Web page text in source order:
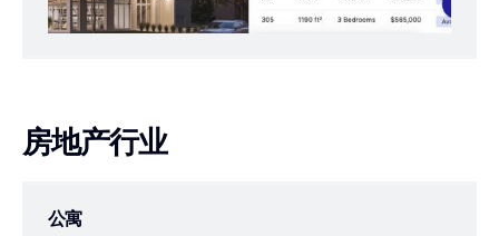
房地产行业
公寓